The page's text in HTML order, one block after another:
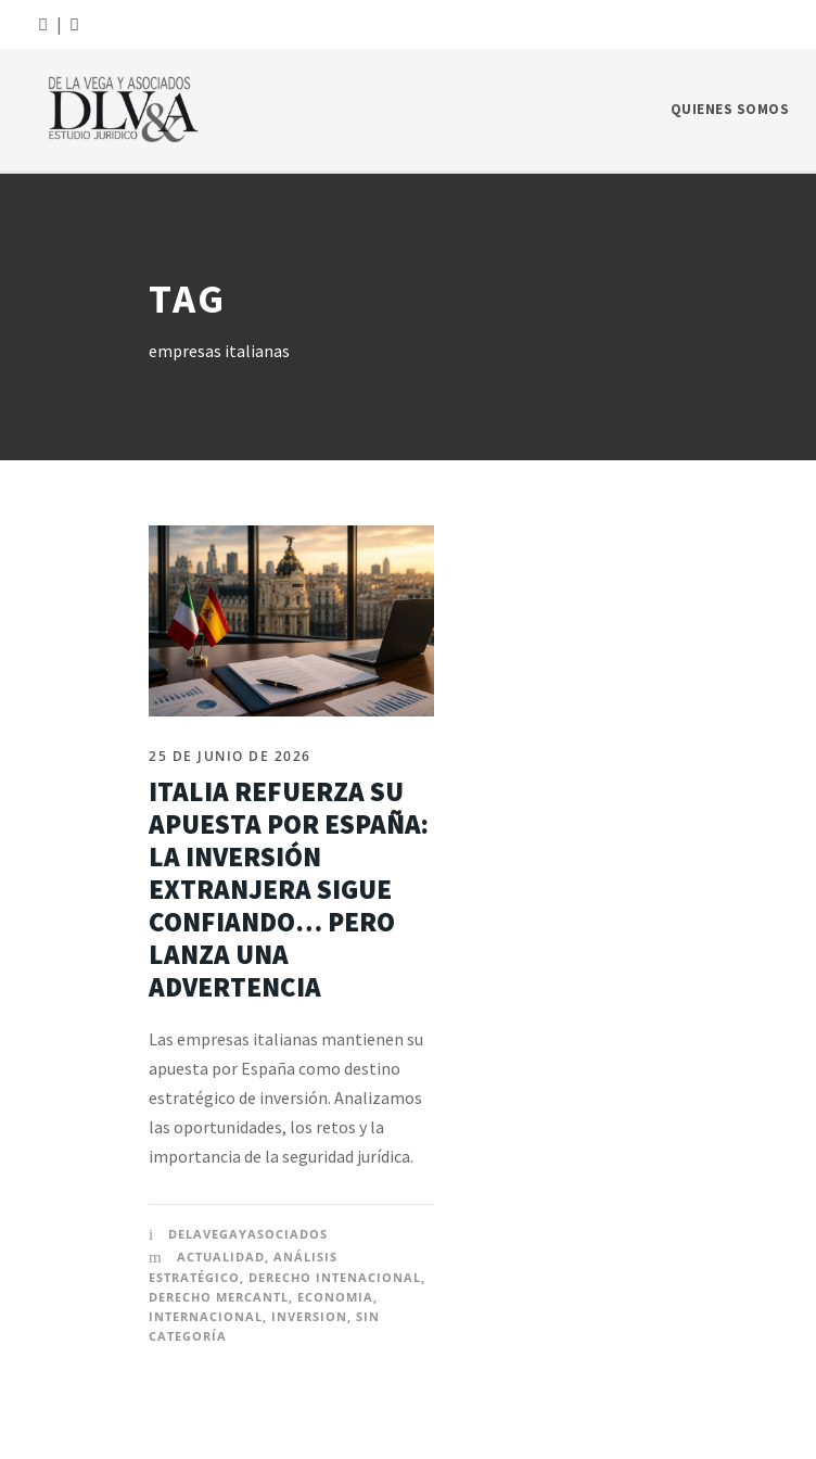
|
QUIENES SOMOS
TAG
empresas italianas
25 DE JUNIO DE 2026
ITALIA REFUERZA SU
APUESTA POR ESPAÑA:
LA INVERSIÓN
EXTRANJERA SIGUE
CONFIANDO… PERO
LANZA UNA
ADVERTENCIA
Las empresas italianas mantienen su
apuesta por España como destino
estratégico de inversión. Analizamos
las oportunidades, los retos y la
importancia de la seguridad jurídica.
DELAVEGAYASOCIADOS
ACTUALIDAD ANÁLISIS
ESTRATÉGICO
DERECHO INTENACIONAL
DERECHO MERCANTL
ECONOMIA
INTERNACIONAL
INVERSION
SIN
CATEGORÍA